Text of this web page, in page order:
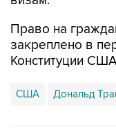
Право на
закреплено в
Конституции
США Дональд